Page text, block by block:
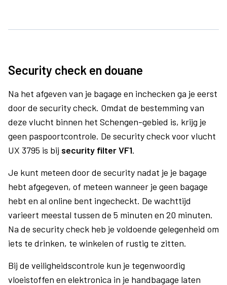
Security check en douane
Na het afgeven van je bagage en inchecken ga je eerst
door de security check. Omdat de bestemming van
deze vlucht binnen het Schengen-gebied is, krijg je
geen paspoortcontrole. De security check voor vlucht
UX 3795 is bij security filter VF1.
Je kunt meteen door de security nadat je je bagage
hebt afgegeven, of meteen wanneer je geen bagage
hebt en al online bent ingecheckt. De wachttijd
varieert meestal tussen de 5 minuten en 20 minuten.
Na de security check heb je voldoende gelegenheid om
iets te drinken, te winkelen of rustig te zitten.
Bij de veiligheidscontrole kun je tegenwoordig
vloeistoffen en elektronica in je handbagage laten